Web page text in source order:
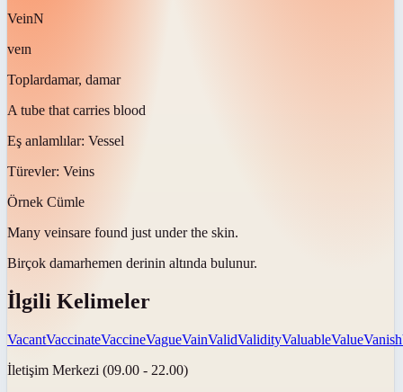
VeinN
veɪn
Toplardamar, damar
A tube that carries blood
Eş anlamlılar: Vessel
Türevler: Veins
Örnek Cümle
Many veinsare found just under the skin.
Birçok damarhemen derinin altında bulunur.
İlgili Kelimeler
VacantVaccinateVaccineVagueVainValidValidityValuableValueVanish
İletişim Merkezi (09.00 - 22.00)